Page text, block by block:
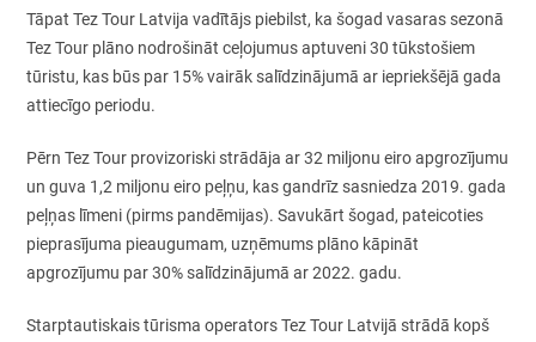
Tāpat Tez Tour Latvija vadītājs piebilst, ka šogad vasaras sezonā
Tez Tour plāno nodrošināt ceļojumus aptuveni 30 tūkstošiem
tūristu, kas būs par 15% vairāk salīdzinājumā ar iepriekšējā gada
attiecīgo periodu.
Pērn Tez Tour provizoriski strādāja ar 32 miljonu eiro apgrozījumu
un guva 1,2 miljonu eiro peļņu, kas gandrīz sasniedza 2019. gada
peļņas līmeni (pirms pandēmijas). Savukārt šogad, pateicoties
pieprasījuma pieaugumam, uzņēmums plāno kāpināt
apgrozījumu par 30% salīdzinājumā ar 2022. gadu.
Starptautiskais tūrisma operators Tez Tour Latvijā strādā kopš